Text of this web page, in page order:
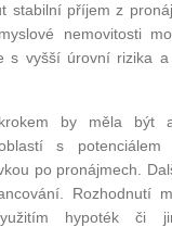
stabilní příjem z
nemovitosti
s vyšší úrovní rizika a
by měla být
s potenciálem
po pronájmech.
Rozhodnutí
hypoték či